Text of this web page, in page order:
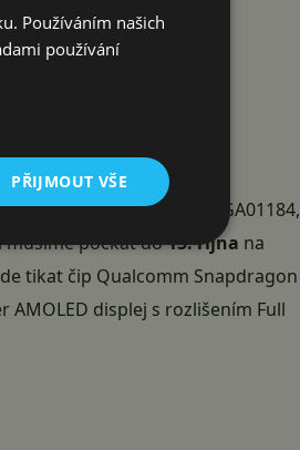
GA01181, GA01182, GA01184,
musíme počkat do15. října na
tikat čip Qualcomm Snapdragon
AMOLED displej s rozlišením Full
Používáním našich
používání
PŘIJMOUT VŠE